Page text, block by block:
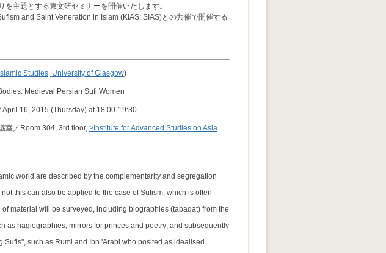
主題とする東文研セミナーを開催いたします。
and Saint Veneration in Islam (KIAS; SIAS)との共催で開催する
Studies, University of Glasgow)
Medieval Persian Sufi Women
16, 2015 (Thursday) at 18:00-19:30
室／Room 304, 3rd floor, >Institute for Advanced Studies on Asia
world are described by the complementarity and segregation
this can also be applied to the case of Sufism, which is often
material will be surveyed, including biographies (tabaqat) from the
as hagiographies, mirrors for princes and poetry; and subsequently
such as Rumi and Ibn 'Arabi who posited as idealised